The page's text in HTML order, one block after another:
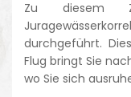
Zu diesem
durchgeführt.
Flug bringt Sie
wo Sie sich